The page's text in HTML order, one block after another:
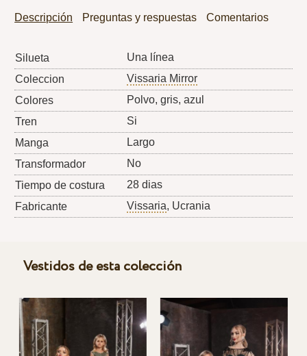
Descripción Preguntas y respuestas Comentarios
Silueta
Una línea
Coleccion
Vissaria Mirror
Colores
Polvo, gris, azul
Tren
Si
Manga
Largo
Transformador
No
Tiempo de costura
28 dias
Fabricante
Vissaria, Ucrania
Vestidos de esta colección